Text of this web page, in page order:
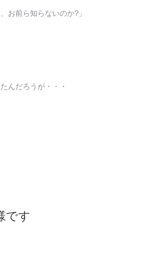
お前ら知らないのか?」
んだろうが・・・
です